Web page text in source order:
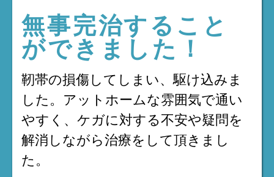
無事完治すること
ができました！
靭帯の損傷してしまい、駆け込みま
した。アットホームな雰囲気で通い
やすく、ケガに対する不安や疑問を
解消しながら治療をして頂きまし
た。